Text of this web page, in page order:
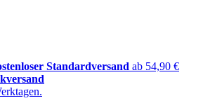
Standardversand ab 54,90 €